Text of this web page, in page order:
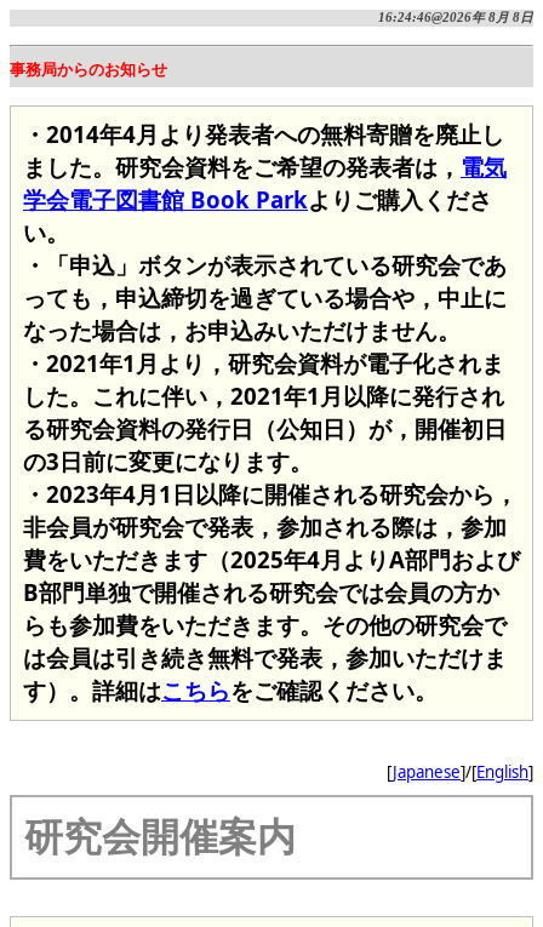
16:24:46@2026年 8月 8日
事務局からのお知らせ
・2014年4月より発表者への無料寄贈を廃止し
ました。研究会資料をご希望の発表者は， 電気
学会電子図書館 Book Parkよりご購入くださ
い。
・「申込」ボタンが表示されている研究会であ
っても，申込締切を過ぎている場合や，中止に
なった場合は，お申込みいただけません。
・2021年1月より，研究会資料が電子化されま
した。これに伴い，2021年1月以降に発行され
る研究会資料の発行日（公知日）が，開催初日
の3日前に変更になります。
・2023年4月1日以降に開催される研究会から，
非会員が研究会で発表，参加される際は，参加
費をいただきます（2025年4月よりA部門および
B部門単独で開催される研究会では会員の方か
らも参加費をいただきます。その他の研究会で
は会員は引き続き無料で発表，参加いただけま
す）。詳細はこちらをご確認ください。
[Japanese]/[English]
研究会開催案内